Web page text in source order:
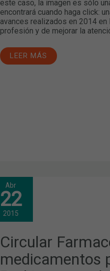
este caso, la imagen es sólo
encontrará cuando haga click:
avances realizados en 2014 en
profesión y de mejorar la
LEER MÁS
Abr
22
2015
Circular
medicamentos
CIRCULAR
FARMACÉUTICA:
MEDICAMENTOS
PARA
EL
EVALUACIÓN
DE
PRESCRIPCIÓN
INADECUADA